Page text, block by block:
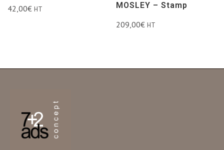
42,00€ HT
MOSLEY – Stamp
209,00€ HT